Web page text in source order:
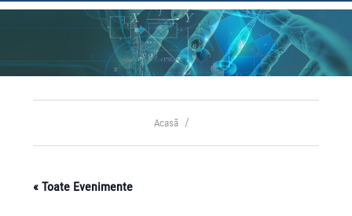
Acasă
« Toate Evenimente